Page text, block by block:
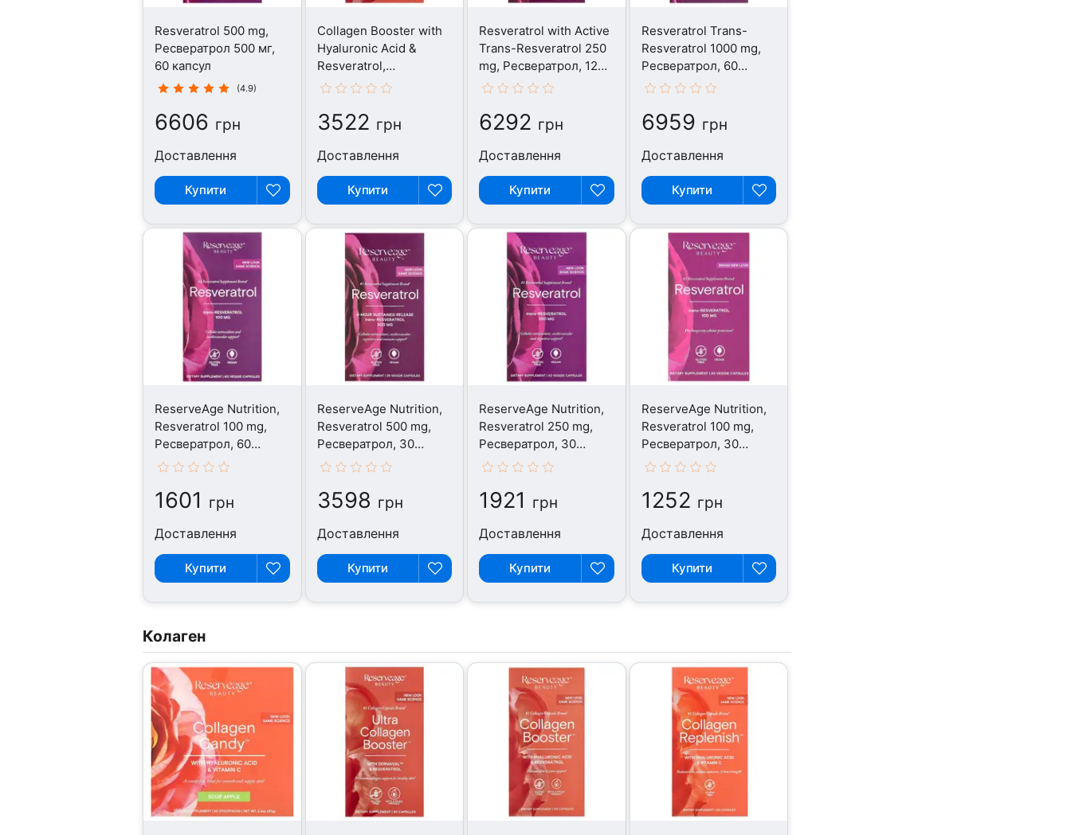
Resveratrol 500 mg,
Ресвератрол 500 мг,
60 капсул
(4.9)
6606 грн
Доставлення
Купити
Collagen Booster with
Hyaluronic Acid &
Resveratrol,
Ресвератрол, 60
3522 грн
Доставлення
Купити
Resveratrol with Active
Trans-Resveratrol 250
mg, Ресвератрол, 120
капсул
6292 грн
Доставлення
Купити
Resveratrol Trans-
Resveratrol 1000 mg,
Ресвератрол, 60
капсул
6959 грн
Доставлення
Купити
ReserveAge Nutrition,
Resveratrol 100 mg,
Ресвератрол, 60
капсул
1601 грн
Доставлення
Купити
ReserveAge Nutrition,
Resveratrol 500 mg,
Ресвератрол, 30
капсул
3598 грн
Доставлення
Купити
ReserveAge Nutrition,
Resveratrol 250 mg,
Ресвератрол, 30
капсул
1921 грн
Доставлення
Купити
ReserveAge Nutrition,
Resveratrol 100 mg,
Ресвератрол, 30
капсул
1252 грн
Доставлення
Купити
Колаген